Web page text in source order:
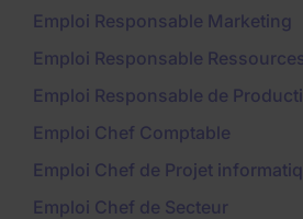
Emploi Responsable Marketing
Emploi Responsable
Emploi Responsable de
Emploi Chef Comptable
Emploi Chef de Projet
Emploi Chef de Secteur